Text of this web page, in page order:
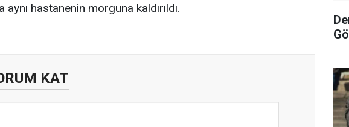
aynı hastanenin morguna kaldırıldı.
KAT